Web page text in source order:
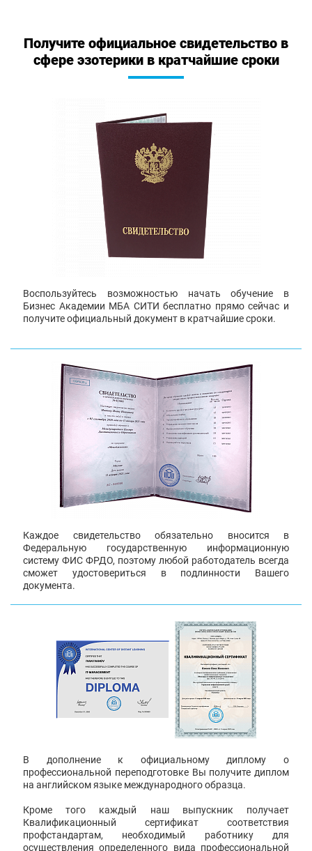
Получите официальное свидетельство в
сфере эзотерики в кратчайшие сроки
Воспользуйтесь возможностью начать обучение в
Бизнес Академии МБА СИТИ бесплатно прямо сейчас и
получите официальный документ в кратчайшие сроки.
Каждое свидетельство обязательно вносится в
Федеральную государственную информационную
систему ФИС ФРДО, поэтому любой работодатель всегда
сможет удостовериться в подлинности Вашего
документа.
В дополнение к официальному диплому о
профессиональной переподготовке Вы получите диплом
на английском языке международного образца.
Кроме того каждый наш выпускник получает
Квалификационный сертификат соответствия
профстандартам, необходимый работнику для
осуществления определенного вида профессиональной